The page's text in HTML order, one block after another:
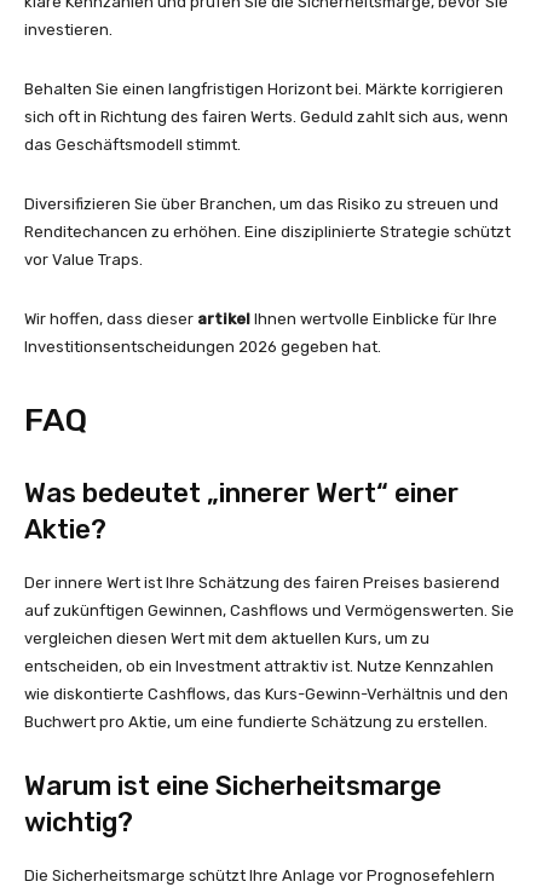
investieren.
Behalten Sie einen langfristigen Horizont bei. Märkte korrigieren
sich oft in Richtung des fairen Werts. Geduld zahlt sich aus, wenn
das Geschäftsmodell stimmt.
Diversifizieren Sie über Branchen, um das Risiko zu streuen und
Renditechancen zu erhöhen. Eine disziplinierte Strategie schützt
vor Value Traps.
Wir hoffen, dass dieser artikel Ihnen wertvolle Einblicke für Ihre
Investitionsentscheidungen 2026 gegeben hat.
FAQ
Was bedeutet „innerer Wert“ einer
Aktie?
Der innere Wert ist Ihre Schätzung des fairen Preises basierend
auf zukünftigen Gewinnen, Cashflows und Vermögenswerten. Sie
vergleichen diesen Wert mit dem aktuellen Kurs, um zu
entscheiden, ob ein Investment attraktiv ist. Nutze Kennzahlen
wie diskontierte Cashflows, das Kurs-Gewinn-Verhältnis und den
Buchwert pro Aktie, um eine fundierte Schätzung zu erstellen.
Warum ist eine Sicherheitsmarge
wichtig?
Die Sicherheitsmarge schützt Ihre Anlage vor Prognosefehlern